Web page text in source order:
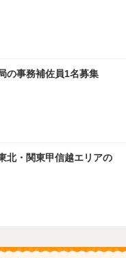
の事務補佐員1名募集
北・関東甲信越エリアの